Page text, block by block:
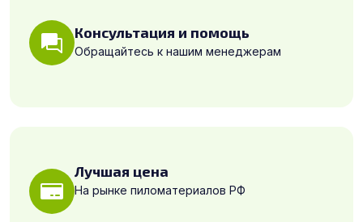
Консультация и помощь
Обращайтесь к нашим менеджерам
Лучшая цена
На рынке пиломатериалов РФ